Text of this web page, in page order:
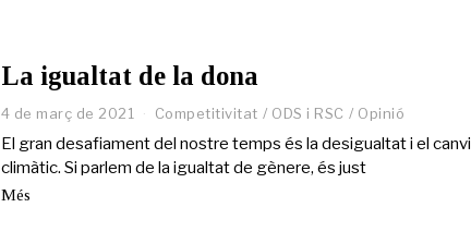
La igualtat de la dona
4 de març de 2021
d
e
Competitivitat / ODS i RSC / Opinió
El gran desafiament del nostre temps és la desigualtat i el canvi
climàtic. Si parlem de la igualtat de gènere, és just
Més